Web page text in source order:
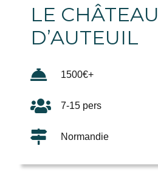
LE CHÂTEAU
D’AUTEUIL
1500€+
7-15 pers
Normandie